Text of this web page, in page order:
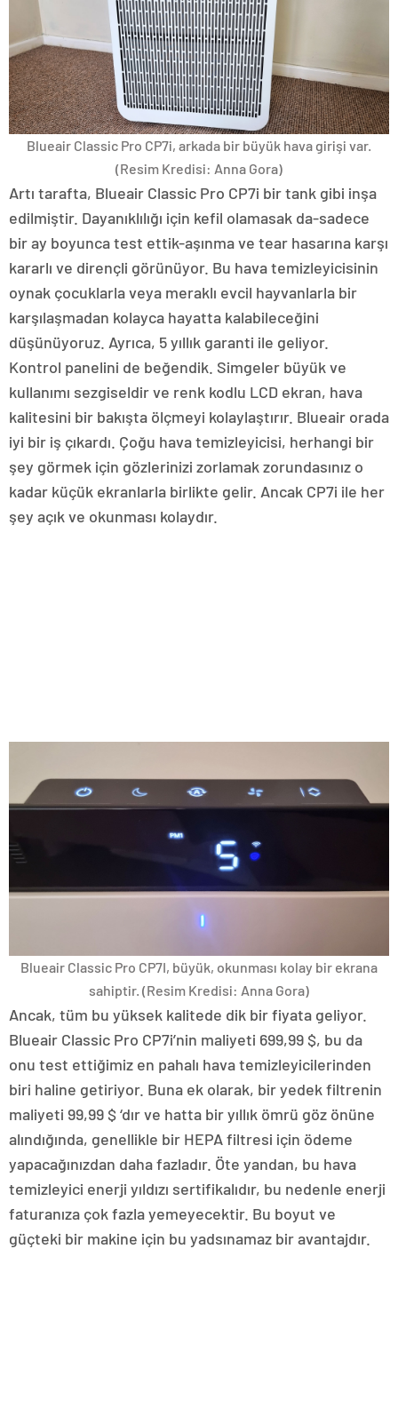
Blueair Classic Pro CP7i, arkada bir büyük hava girişi var.
(Resim Kredisi: Anna Gora)
Artı tarafta, Blueair Classic Pro CP7i bir tank gibi inşa
edilmiştir. Dayanıklılığı için kefil olamasak da-sadece
bir ay boyunca test ettik-aşınma ve tear hasarına karşı
kararlı ve dirençli görünüyor. Bu hava temizleyicisinin
oynak çocuklarla veya meraklı evcil hayvanlarla bir
karşılaşmadan kolayca hayatta kalabileceğini
düşünüyoruz. Ayrıca, 5 yıllık garanti ile geliyor.
Kontrol panelini de beğendik. Simgeler büyük ve
kullanımı sezgiseldir ve renk kodlu LCD ekran, hava
kalitesini bir bakışta ölçmeyi kolaylaştırır. Blueair orada
iyi bir iş çıkardı. Çoğu hava temizleyicisi, herhangi bir
şey görmek için gözlerinizi zorlamak zorundasınız o
kadar küçük ekranlarla birlikte gelir. Ancak CP7i ile her
şey açık ve okunması kolaydır.
Blueair Classic Pro CP7I, büyük, okunması kolay bir ekrana
sahiptir. (Resim Kredisi: Anna Gora)
Ancak, tüm bu yüksek kalitede dik bir fiyata geliyor.
Blueair Classic Pro CP7i’nin maliyeti 699,99 $, bu da
onu test ettiğimiz en pahalı hava temizleyicilerinden
biri haline getiriyor. Buna ek olarak, bir yedek filtrenin
maliyeti 99,99 $ ‘dır ve hatta bir yıllık ömrü göz önüne
alındığında, genellikle bir HEPA filtresi için ödeme
yapacağınızdan daha fazladır. Öte yandan, bu hava
temizleyici enerji yıldızı sertifikalıdır, bu nedenle enerji
faturanıza çok fazla yemeyecektir. Bu boyut ve
güçteki bir makine için bu yadsınamaz bir avantajdır.